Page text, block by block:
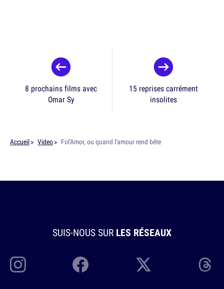
8 prochains films avec
Omar Sy
15 reprises carrément
insolites
Accueil Video Fol'Amor, ou quand l'amour rend bête
SUIS-NOUS SUR LES RÉSEAUX